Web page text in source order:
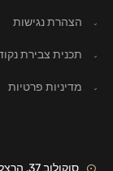
הצהרת נגישות
תכנית צבירת
מדיניות פרטיות
סוקולוב 37, הרצליה